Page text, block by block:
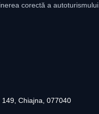
corectă a autoturismului.
Chiajna, 077040